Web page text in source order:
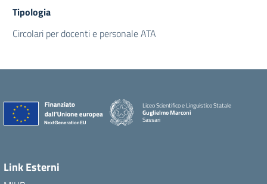
Tipologia
Circolari per docenti e personale ATA
Liceo Scientifico e Linguistico Statale
Guglielmo Marconi
Sassari
Link Esterni